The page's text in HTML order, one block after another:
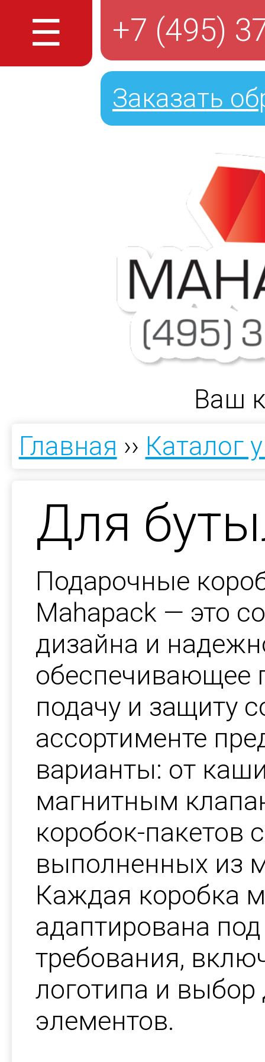
☰ +7 (495)
Заказать
Ваш
Главная ›› Каталог
Для
Подарочные
Mahapack — это
дизайна и
обеспечивающее
подачу и защиту
ассортименте
варианты: от
магнитным
коробок-пакетов
выполненных из
Каждая коробка
адаптирована
требования,
логотипа и
элементов.